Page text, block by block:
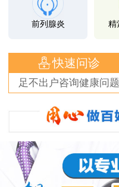
前列腺炎 精
快速问诊
足不出户咨询健康问题